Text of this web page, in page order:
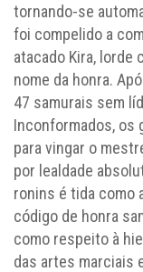
tornando-se
foi compelido a
atacado Kira, lorde
nome da honra.
47 samurais sem
Inconformados, os
para vingar o
por lealdade
ronins é tida como
código de honra
como respeito à
das artes marciais